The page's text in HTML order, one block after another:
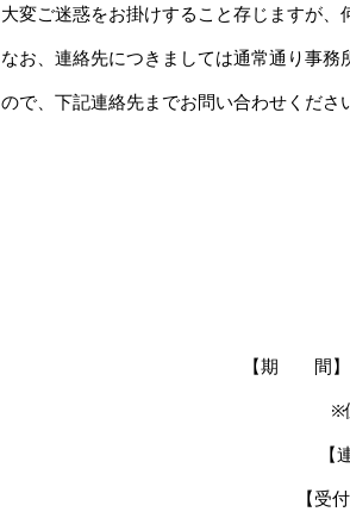
大変ご迷惑をお掛けすること存じますが、
なお、連絡先につきましては通常通り事
ので、下記連絡先までお問い合わせくださ
【期 間】
※但し状
【受